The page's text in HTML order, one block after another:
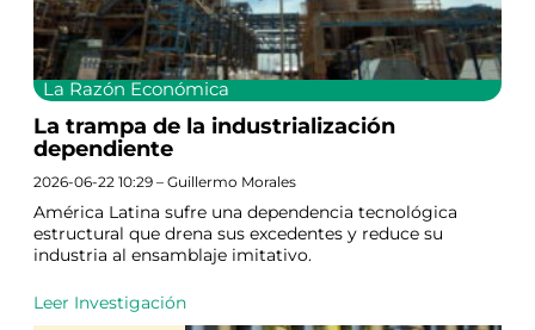
La Razón Económica
La trampa de la industrialización
dependiente
2026-06-22 10:29 – Guillermo Morales
América Latina sufre una dependencia tecnológica
estructural que drena sus excedentes y reduce su
industria al ensamblaje imitativo.
Leer Investigación